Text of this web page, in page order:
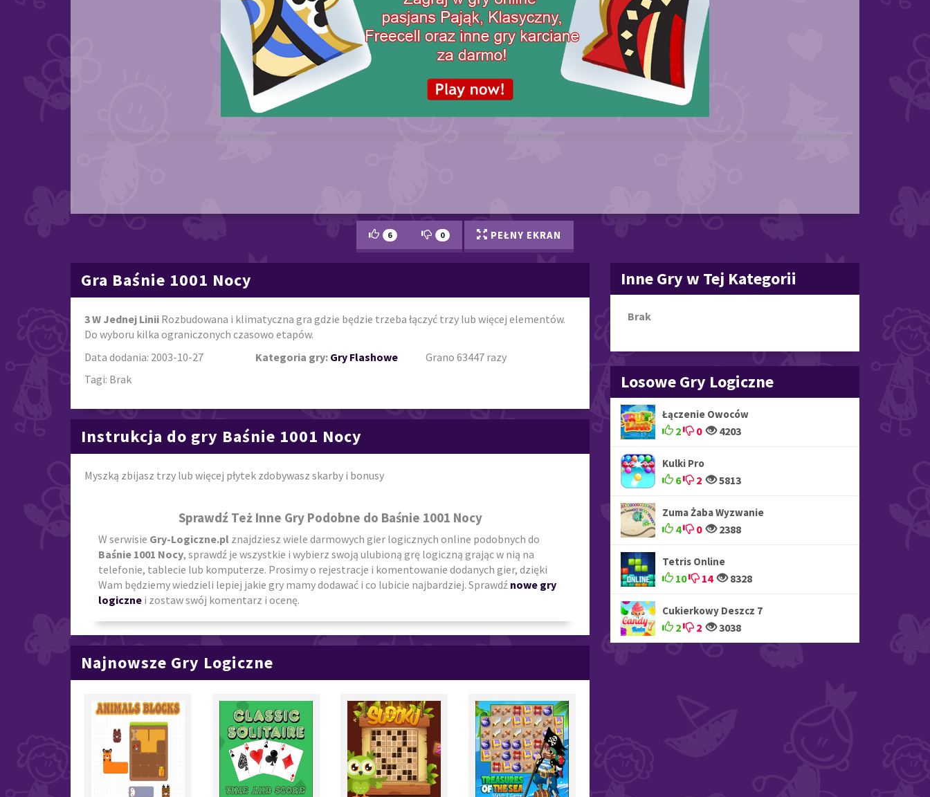
6 0 PEŁNY EKRAN
Inne Gry w Tej Kategorii
Brak
Losowe Gry Logiczne
Łączenie Owoców
2 0 4203
Kulki Pro
6 2 5813
Zuma Żaba Wyzwanie
4 0 2388
Tetris Online
10 14 8328
Cukierkowy Deszcz 7
2 2 3038
Gra Baśnie 1001 Nocy
3 W Jednej Linii Rozbudowana i klimatyczna gra gdzie będzie trzeba łączyć trzy lub więcej elementów.
Do wyboru kilka ograniczonych czasowo etapów.
Data dodania: 2003-10-27
Kategoria gry: Gry Flashowe
Grano 63447 razy
Tagi: Brak
Instrukcja do gry Baśnie 1001 Nocy
Myszką zbijasz trzy lub więcej płytek zdobywasz skarby i bonusy
Sprawdź Też Inne Gry Podobne do Baśnie 1001 Nocy
W serwisie Gry-Logiczne.pl znajdziesz wiele darmowych gier logicznych online podobnych do
Baśnie 1001 Nocy, sprawdź je wszystkie i wybierz swoją ulubioną grę logiczną grając w nią na
telefonie, tablecie lub komputerze. Prosimy o rejestracje i komentowanie dodanych gier, dzięki
Wam będziemy wiedzieli lepiej jakie gry mamy dodawać i co lubicie najbardziej. Sprawdź nowe gry
logiczne i zostaw swój komentarz i ocenę.
Najnowsze Gry Logiczne